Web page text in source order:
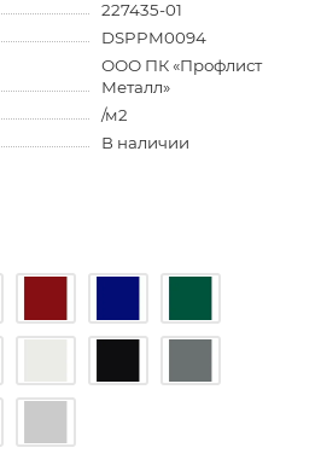
227435-01
DSPPM0094
ООО ПК «Профлист
Металл»
/м2
В наличии